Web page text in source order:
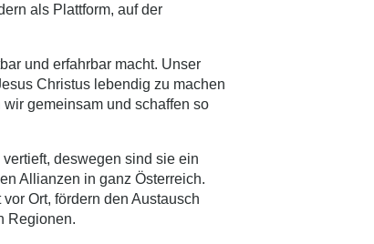
als Plattform, auf der
und erfahrbar macht. Unser
Christus lebendig zu machen
gemeinsam und schaffen so
deswegen sind sie ein
Allianzen in ganz Österreich.
Ort, fördern den Austausch
Regionen.